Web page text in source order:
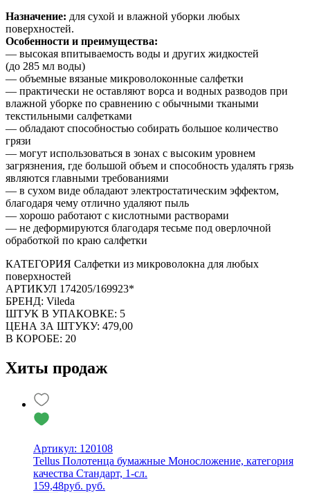
Назначение: для сухой и влажной уборки любых
поверхностей.
Особенности и преимущества:
— высокая впитываемость воды и других жидкостей
(до 285 мл воды)
— объемные вязаные микроволоконные салфетки
— практически не оставляют ворса и водных разводов при
влажной уборке по сравнению с обычными ткаными
текстильными салфетками
— обладают способностью собирать большое количество
грязи
— могут использоваться в зонах с высоким уровнем
загрязнения, где большой объем и способность удалять грязь
являются главными требованиями
— в сухом виде обладают электростатическим эффектом,
благодаря чему отлично удаляют пыль
— хорошо работают с кислотными растворами
— не деформируются благодаря тесьме под оверлочной
обработкой по краю салфетки
КАТЕГОРИЯ Салфетки из микроволокна для любых
поверхностей
АРТИКУЛ 174205/169923*
БРЕНД: Vileda
ШТУК В УПАКОВКЕ: 5
ЦЕНА ЗА ШТУКУ: 479,00
В КОРОБЕ: 20
Хиты продаж
Артикул: 120108
Tellus Полотенца бумажные Моносложение, категория
качества Стандарт, 1-сл.
159,48руб. руб.